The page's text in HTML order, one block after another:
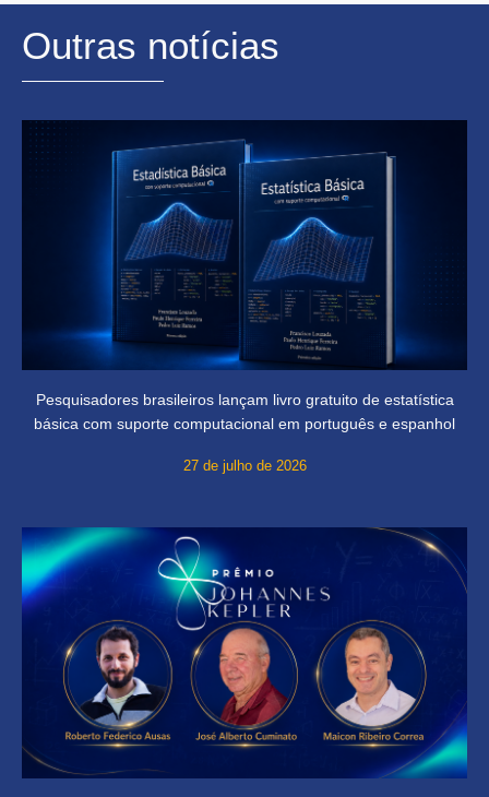
Outras notícias
Pesquisadores brasileiros lançam livro gratuito de estatística
básica com suporte computacional em português e espanhol
27 de julho de 2026